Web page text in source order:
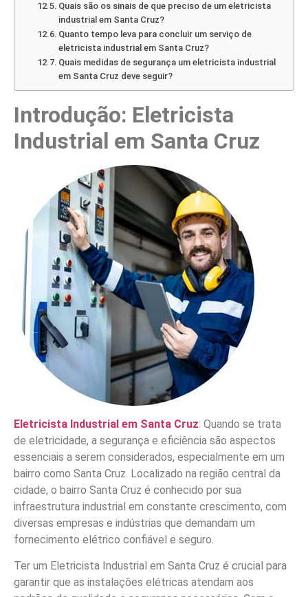
Quais são os sinais de que preciso de um eletricista
industrial em Santa Cruz?
Quanto tempo leva para concluir um serviço de
eletricista industrial em Santa Cruz?
Quais medidas de segurança um eletricista industrial
em Santa Cruz deve seguir?
Introdução: Eletricista
Industrial em Santa Cruz
Eletricista Industrial em Santa Cruz: Quando se trata
de eletricidade, a segurança e eficiência são aspectos
essenciais a serem considerados, especialmente em um
bairro como Santa Cruz. Localizado na região central da
cidade, o bairro Santa Cruz é conhecido por sua
infraestrutura industrial em constante crescimento, com
diversas empresas e indústrias que demandam um
fornecimento elétrico confiável e seguro.
Ter um Eletricista Industrial em Santa Cruz é crucial para
garantir que as instalações elétricas atendam aos